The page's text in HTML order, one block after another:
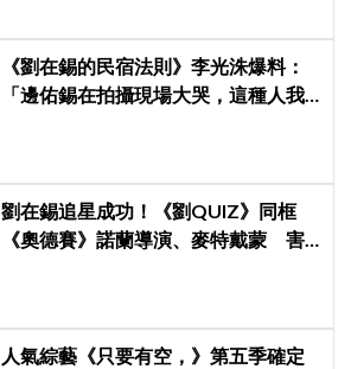
《劉在錫的民宿法則》李光洙爆料：
「邊佑錫在拍攝現場大哭，這種人我
劉在錫追星成功！《劉QUIZ》同框
《奧德賽》諾蘭導演、麥特戴蒙 害
人氣綜藝《只要有空，》第五季確定